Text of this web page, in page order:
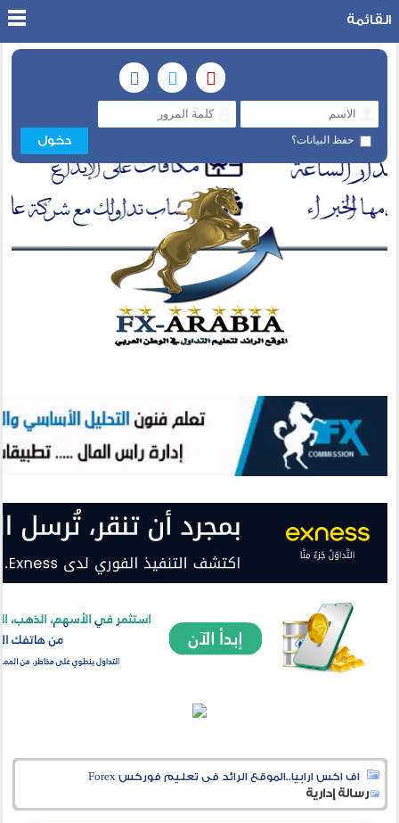
حفظ البيانات؟
القائمة
اف اكس ارابيا..الموقع الرائد فى تعليم فوركس Forex
رسالة إدارية